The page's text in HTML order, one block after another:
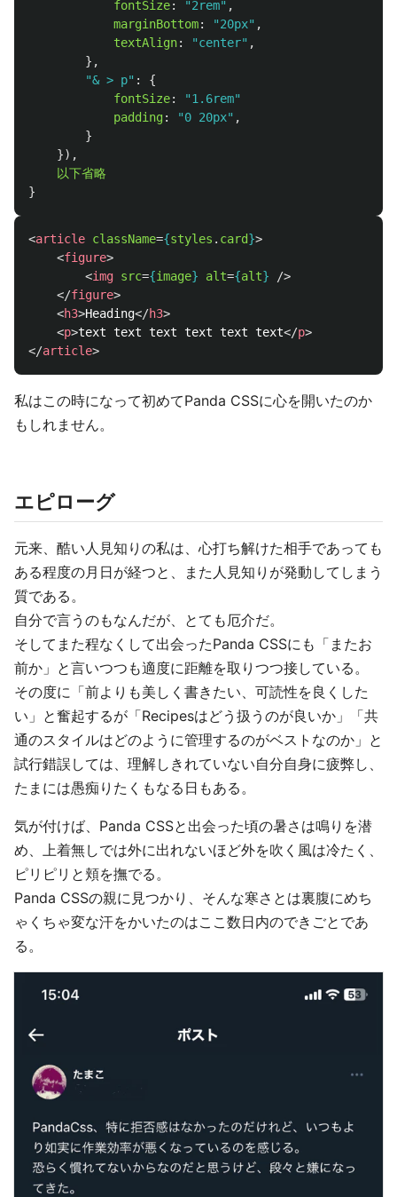
fontSize: "2rem" ,
marginBottom: "20px" ,
textAlign: "center" ,
},
"& > p" :
{
fontSize: "1.6rem"
padding: "0 20px" ,
}
}),
以下省略
}
<article className={styles . card}>
<figure>
<img src={image} alt={alt}
/>
</figure>
<h3>Heading</h3>
<p>text text text text text text</p>
</article>
私はこの時になって初めてPanda CSSに心を開いたのか
もしれません。
エピローグ
元来、酷い人見知りの私は、心打ち解けた相手であっても
ある程度の月日が経つと、また人見知りが発動してしまう
質である。
自分で言うのもなんだが、とても厄介だ。
そしてまた程なくして出会ったPanda CSSにも「またお
前か」と言いつつも適度に距離を取りつつ接している。
その度に「前よりも美しく書きたい、可読性を良くした
い」と奮起するが「Recipesはどう扱うのが良いか」「共
通のスタイルはどのように管理するのがベストなのか」と
試行錯誤しては、理解しきれていない自分自身に疲弊し、
たまには愚痴りたくもなる日もある。
気が付けば、Panda CSSと出会った頃の暑さは鳴りを潜
め、上着無しでは外に出れないほど外を吹く風は冷たく、
ピリピリと頬を撫でる。
Panda CSSの親に見つかり、そんな寒さとは裏腹にめち
ゃくちゃ変な汗をかいたのはここ数日内のできごとであ
る。